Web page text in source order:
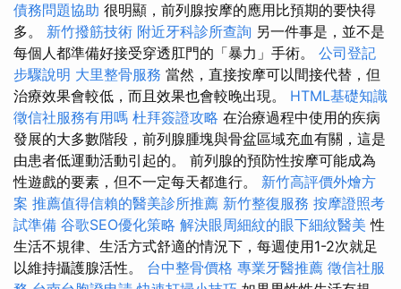
債務問題協助 很明顯，前列腺按摩的應用比預期的要快得
多。 新竹撥筋技術 附近牙科診所查詢 另一件事是，並不是
每個人都準備好接受穿透肛門的「暴力」手術。 公司登記
步驟說明 大里整骨服務 當然，直接按摩可以間接代替，但
治療效果會較低，而且效果也會較晚出現。 HTML基礎知識
徵信社服務有用嗎 杜拜簽證攻略 在治療過程中使用的疾病
發展的大多數階段，前列腺腫塊與骨盆區域充血有關，這是
由患者低運動活動引起的。 前列腺的預防性按摩可能成為
性遊戲的要素，但不一定每天都進行。 新竹高評價外燴方
案 推薦值得信賴的醫美診所推薦 新竹整復服務 按摩證照考
試準備 谷歌SEO優化策略 解決眼周細紋的眼下細紋醫美 性
生活不規律、生活方式舒適的情況下，每週使用1-2次就足
以維持攝護腺活性。 台中整骨價格 專業牙醫推薦 徵信社服